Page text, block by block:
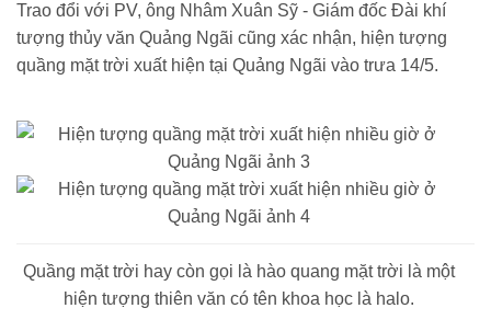
Trao đổi với PV, ông Nhâm Xuân Sỹ - Giám đốc Đài khí
tượng thủy văn Quảng Ngãi cũng xác nhận, hiện tượng
quầng mặt trời xuất hiện tại Quảng Ngãi vào trưa 14/5.
Quầng mặt trời hay còn gọi là hào quang mặt trời là một
hiện tượng thiên văn có tên khoa học là halo.